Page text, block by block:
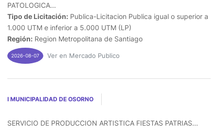
PATOLOGICA...
Tipo de Licitación: Publica-Licitacion Publica igual o superior a
1.000 UTM e inferior a 5.000 UTM (LP)
Región: Region Metropolitana de Santiago
2026-08-07 Ver en Mercado Publico
I MUNICIPALIDAD DE OSORNO
SERVICIO DE PRODUCCION ARTISTICA FIESTAS PATRIAS...